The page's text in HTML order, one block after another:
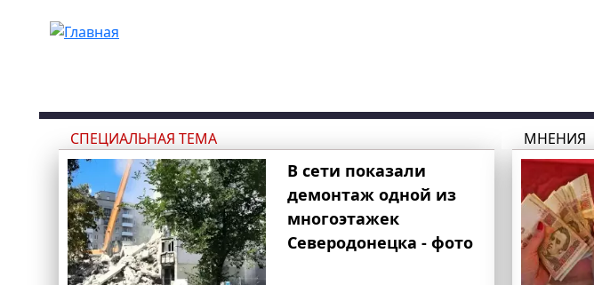
СПЕЦИАЛЬНАЯ ТЕМА
В сети показали
демонтаж одной из
многоэтажек
Северодонецка - фото
МНЕНИЯ